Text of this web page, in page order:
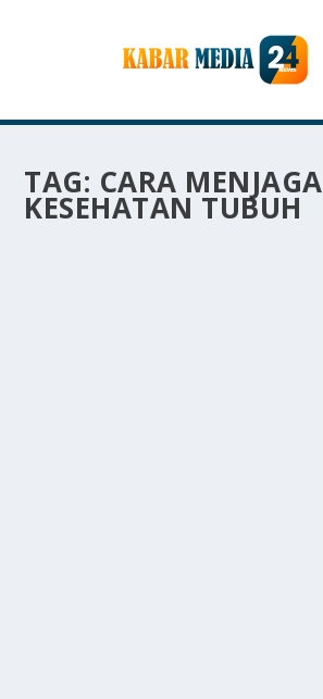
TAG: CARA MENJAGA
KESEHATAN TUBUH